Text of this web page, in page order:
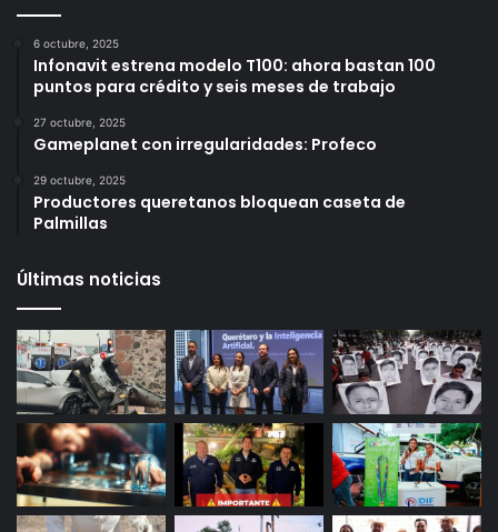
6 octubre, 2025
Infonavit estrena modelo T100: ahora bastan 100
puntos para crédito y seis meses de trabajo
27 octubre, 2025
Gameplanet con irregularidades: Profeco
29 octubre, 2025
Productores queretanos bloquean caseta de
Palmillas
Últimas noticias